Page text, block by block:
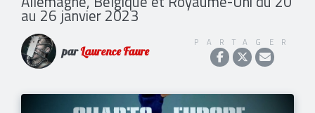
au 26 janvier 2023
parLaurence Faure
PARTAGER